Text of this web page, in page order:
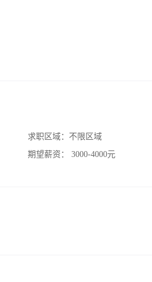
求职区域： 不限区域
期望薪资：
3000-4000元